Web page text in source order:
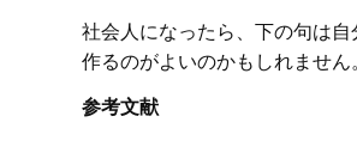
社会人になったら、下の句は自
作るのがよいのかもしれません
参考文献